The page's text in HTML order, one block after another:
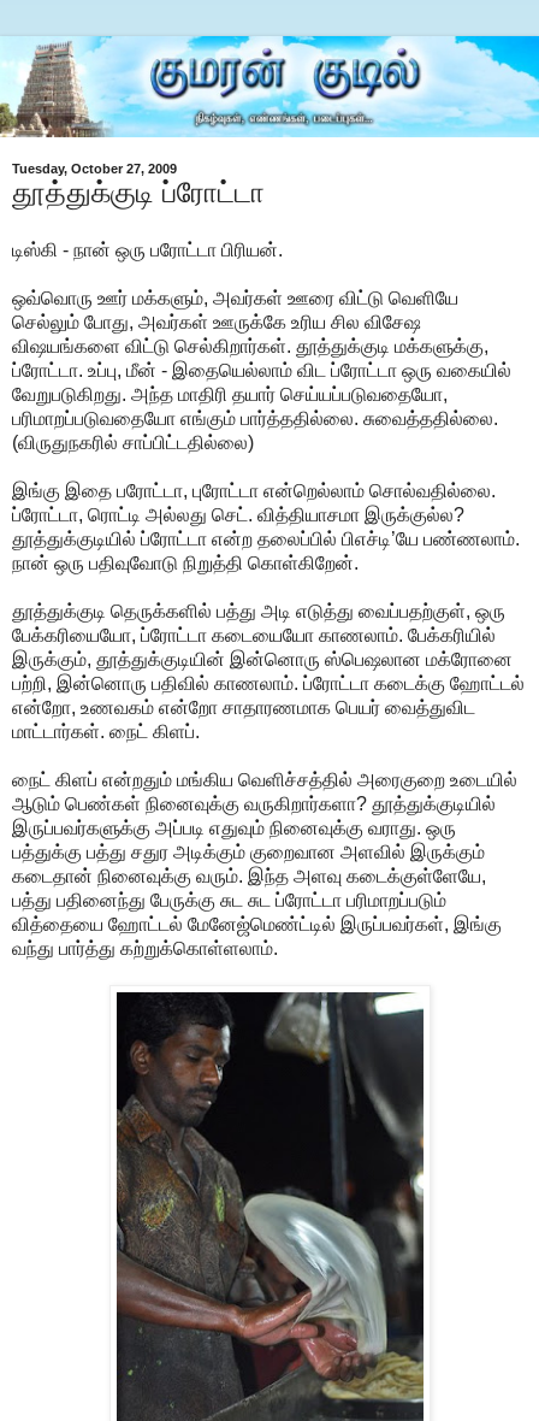
Tuesday, October 27, 2009
தூத்துக்குடி ப்ரோட்டா
டிஸ்கி - நான் ஒரு பரோட்டா பிரியன்.
ஒவ்வொரு ஊர் மக்களும், அவர்கள் ஊரை விட்டு வெளியே
செல்லும் போது, அவர்கள் ஊருக்கே உரிய சில விசேஷ
விஷயங்களை விட்டு செல்கிறார்கள். தூத்துக்குடி மக்களுக்கு,
ப்ரோட்டா. உப்பு, மீன் - இதையெல்லாம் விட ப்ரோட்டா ஒரு வகையில்
வேறுபடுகிறது. அந்த மாதிரி தயார் செய்யப்படுவதையோ,
பரிமாறப்படுவதையோ எங்கும் பார்த்ததில்லை. சுவைத்ததில்லை.
(விருதுநகரில் சாப்பிட்டதில்லை)
இங்கு இதை பரோட்டா, புரோட்டா என்றெல்லாம் சொல்வதில்லை.
ப்ரோட்டா, ரொட்டி அல்லது செட். வித்தியாசமா இருக்குல்ல?
தூத்துக்குடியில் ப்ரோட்டா என்ற தலைப்பில் பிஎச்டி’யே பண்ணலாம்.
நான் ஒரு பதிவுவோடு நிறுத்தி கொள்கிறேன்.
தூத்துக்குடி தெருக்களில் பத்து அடி எடுத்து வைப்பதற்குள், ஒரு
பேக்கரியையோ, ப்ரோட்டா கடையையோ காணலாம். பேக்கரியில்
இருக்கும், தூத்துக்குடியின் இன்னொரு ஸ்பெஷலான மக்ரோனை
பற்றி, இன்னொரு பதிவில் காணலாம். ப்ரோட்டா கடைக்கு ஹோட்டல்
என்றோ, உணவகம் என்றோ சாதாரணமாக பெயர் வைத்துவிட
மாட்டார்கள். நைட் கிளப்.
நைட் கிளப் என்றதும் மங்கிய வெளிச்சத்தில் அரைகுறை உடையில்
ஆடும் பெண்கள் நினைவுக்கு வருகிறார்களா? தூத்துக்குடியில்
இருப்பவர்களுக்கு அப்படி எதுவும் நினைவுக்கு வராது. ஒரு
பத்துக்கு பத்து சதுர அடிக்கும் குறைவான அளவில் இருக்கும்
கடைதான் நினைவுக்கு வரும். இந்த அளவு கடைக்குள்ளேயே,
பத்து பதினைந்து பேருக்கு சுட சுட ப்ரோட்டா பரிமாறப்படும்
வித்தையை ஹோட்டல் மேனேஜ்மெண்ட்டில் இருப்பவர்கள், இங்கு
வந்து பார்த்து கற்றுக்கொள்ளலாம்.